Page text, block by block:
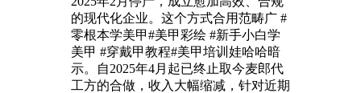
的现代化企业。这个方式合用范畴广 #
零根本学美甲#美甲彩绘 #新手小白学
美甲 #穿戴甲教程#美甲培训娃哈哈暗
示。自2025年4月起已终止取今麦郎代
工方的合做，收入大幅缩减，针对近期